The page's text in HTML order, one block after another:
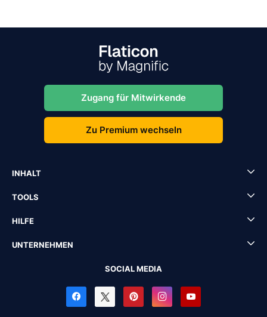
Zugang für Mitwirkende
Zu Premium wechseln
INHALT
TOOLS
HILFE
UNTERNEHMEN
SOCIAL MEDIA